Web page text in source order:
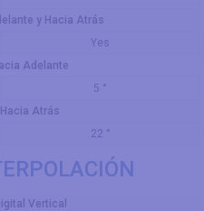
y Hacia Atrás
Yes
Adelante
5 °
Atrás
22 °
Vertical